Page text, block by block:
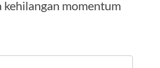
kehilangan momentum